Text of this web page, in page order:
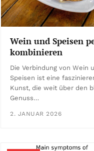
Wein und Speisen
kombinieren
Die Verbindung von Wein
Speisen ist eine
Kunst, die weit über den
Genuss…
2. JANUAR 2026